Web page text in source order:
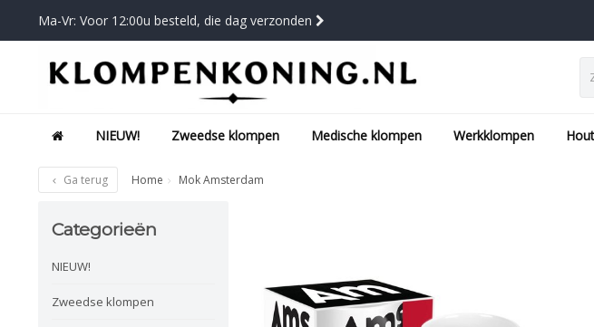
Ma-Vr: Voor 12:00u besteld, die dag verzonden
NIEUW! Zweedse klompen Medische klompen Werkklompen
Ga terug Home Mok Amsterdam
Categorieën
NIEUW!
Zweedse klompen